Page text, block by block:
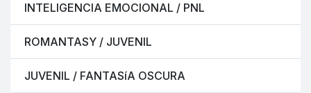
INTELIGENCIA EMOCIONAL / PNL
ROMANTASY / JUVENIL
JUVENIL / FANTASíA OSCURA